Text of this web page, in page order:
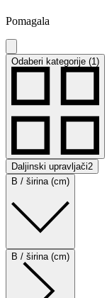
Pomagala
Odaberi kategorije (1)
Daljinski upravljači2
B / širina (cm)
B / širina (cm)